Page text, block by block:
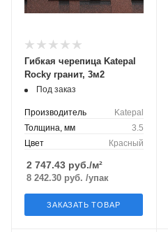
Гибкая черепица Katepal
Rocky гранит, 3м2
Под заказ
Производитель
Katepal
Толщина, мм
3.5
Цвет
Красный
2 747.43 руб./м²
8 242.30 руб. /упак
ЗАКАЗАТЬ ТОВАР